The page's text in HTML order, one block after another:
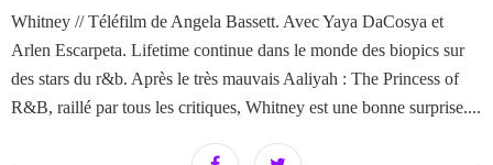
Whitney // Téléfilm de Angela Bassett. Avec Yaya DaCosya et
Arlen Escarpeta. Lifetime continue dans le monde des biopics sur
des stars du r&b. Après le très mauvais Aaliyah : The Princess of
R&B, raillé par tous les critiques, Whitney est une bonne surprise....